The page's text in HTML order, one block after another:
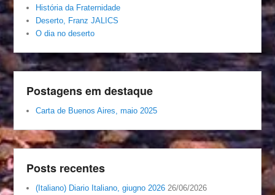
História da Fraternidade
Deserto, Franz JALICS
O dia no deserto
Postagens em destaque
Carta de Buenos Aires, maio 2025
Posts recentes
(Italiano) Diario Italiano, giugno 2026 26/06/2026